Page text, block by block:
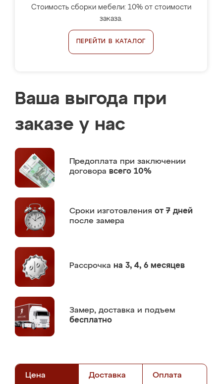
Стоимость сборки мебели: 10% от стоимости
заказа.
ПЕРЕЙТИ В КАТАЛОГ
Ваша выгода при
заказе у нас
Предоплата при заключении
договора всего 10%
Сроки изготовления от 7 дней
после замера
Рассрочка на 3, 4, 6 месяцев
Замер, доставка и подъем
бесплатно
Цена Доставка Оплата